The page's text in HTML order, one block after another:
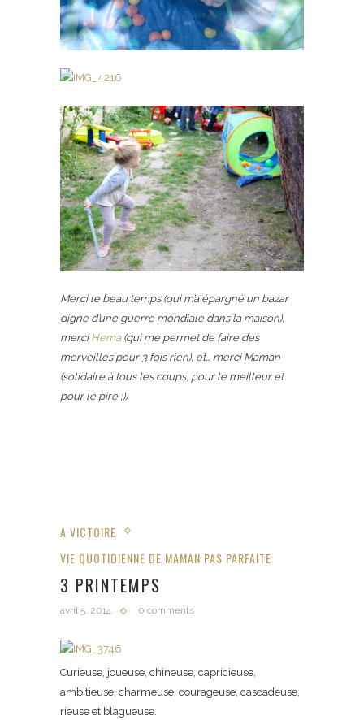
Merci le beau temps (qui m’a épargné un bazar
digne d’une guerre mondiale dans la maison),
merci Hema(qui me permet de faire des
merveilles pour 3 fois rien), et… merci Maman
(solidaire à tous les coups, pour le meilleur et
pour le pire ;))
A VICTOIRE
VIE QUOTIDIENNE DE MAMAN PAS PARFAITE
3 PRINTEMPS
avril 5, 2014 0 comments
Curieuse, joueuse, chineuse, capricieuse,
ambitieuse, charmeuse, courageuse, cascadeuse,
rieuse et blagueuse.